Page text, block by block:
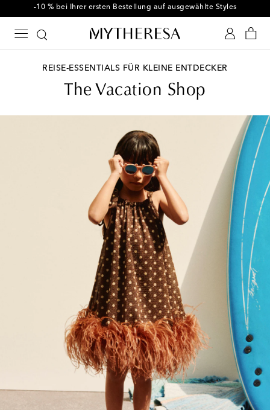
-10 % bei Ihrer ersten Bestellung auf ausgewählte Styles
REISE-ESSENTIALS FÜR KLEINE ENTDECKER
The Vacation Shop